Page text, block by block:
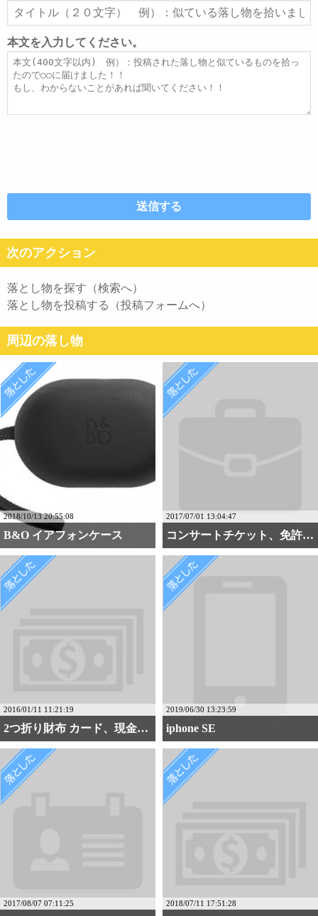
ア
ド
レ
ス
タ
イ
ト
ル
本文を入力してください。
本
文
次のアクション
落とし物を探す（検索へ）
落とし物を投稿する（投稿フォームへ）
周辺の落し物
2018/10/13 20:55:08
B&O イアフォンケース
2017/07/01 13:04:47
コンサートチケット、免許・・・
2016/01/11 11:21:19
2つ折り財布 カード、現金あり
2019/06/30 13:23:59
iphone SE
2017/08/07 07:11:25 2018/07/11 17:51:28